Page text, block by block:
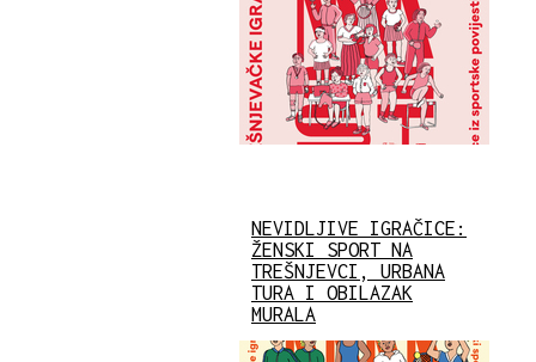
NEVIDLJIVE IGRAČICE:
ŽENSKI SPORT NA
TREŠNJEVCI, URBANA
TURA I OBILAZAK
MURALA